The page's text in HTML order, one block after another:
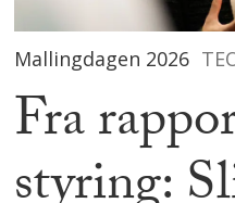
Mallingdagen 2026
Fra